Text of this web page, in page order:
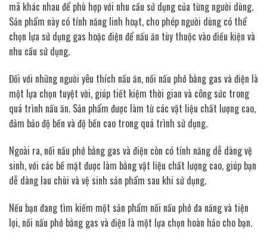
mã khác nhau để phù hợp với nhu cầu sử dụng của từng người dùng.
Sản phẩm này có tính năng linh hoạt, cho phép người dùng có thể
chọn lựa sử dụng gas hoặc điện để nấu ăn tùy thuộc vào điều kiện và
nhu cầu sử dụng.
Đối với những người yêu thích nấu ăn, nồi nấu phở bằng gas và điện là
một lựa chọn tuyệt vời, giúp tiết kiệm thời gian và công sức trong
quá trình nấu ăn. Sản phẩm được làm từ các vật liệu chất lượng cao,
đảm bảo độ bền và độ bền cao trong quá trình sử dụng.
Ngoài ra, nồi nấu phở bằng gas và điện còn có tính năng dễ dàng vệ
sinh, với các bề mặt được làm bằng vật liệu chất lượng cao, giúp bạn
dễ dàng lau chùi và vệ sinh sản phẩm sau khi sử dụng.
Nếu bạn đang tìm kiếm một sản phẩm nồi nấu phở đa năng và tiện
lợi, nồi nấu phở bằng gas và điện là một lựa chọn hoàn hảo cho bạn.